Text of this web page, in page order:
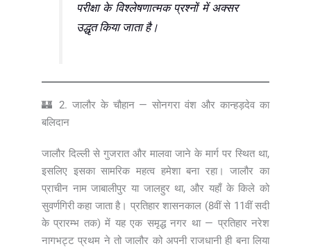
परीक्षा के विश्लेषणात्मक प्रश्नों में अक्सर
उद्धृत किया जाता है।
🏰 2. जालौर के चौहान — सोनगरा वंश और कान्हड़देव का
बलिदान
जालौर दिल्ली से गुजरात और मालवा जाने के मार्ग पर स्थित था,
इसलिए इसका सामरिक महत्व हमेशा बना रहा। जालौर का
प्राचीन नाम जाबालीपुर या जालहुर था, और यहाँ के किले को
सुवर्णगिरी कहा जाता है। प्रतिहार शासनकाल (8वीं से 11वीं सदी
के प्रारम्भ तक) में यह एक समृद्ध नगर था — प्रतिहार नरेश
नागभट्ट प्रथम ने तो जालौर को अपनी राजधानी ही बना लिया